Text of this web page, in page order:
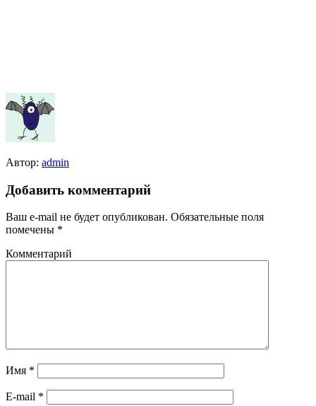
Автор: admin
Добавить комментарий
Ваш e-mail не будет опубликован. Обязательные поля
помечены *
Комментарий
Имя *
E-mail *